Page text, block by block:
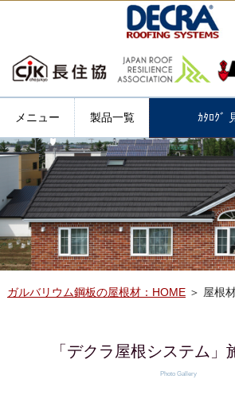
メニュー 製品一覧 ｶﾀﾛｸﾞ
ガルバリウム鋼板の屋根材：HOME＞ 屋根
「デクラ屋根システム」
Photo Gallery